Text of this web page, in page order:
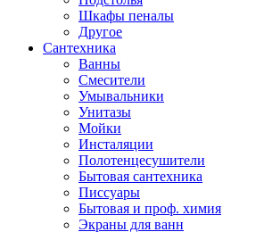
Шкафы пеналы
Другое
Сантехника
Ванны
Смесители
Умывальники
Унитазы
Мойки
Инсталяции
Полотенцесушители
Бытовая сантехника
Писсуары
Бытовая и проф. химия
Экраны для ванн